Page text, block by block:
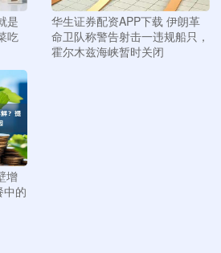
是
吃
华生证券配资APP下载 伊朗革
命卫队称警告射击一违规船只，
霍尔木兹海峡暂时关闭
增
中的